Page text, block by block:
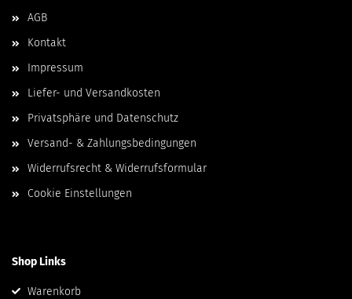
AGB
Kontakt
Impressum
Liefer- und Versandkosten
Privatsphäre und Datenschutz
Versand- & Zahlungsbedingungen
Widerrufsrecht & Widerrufsformular
Cookie Einstellungen
Shop Links
Warenkorb